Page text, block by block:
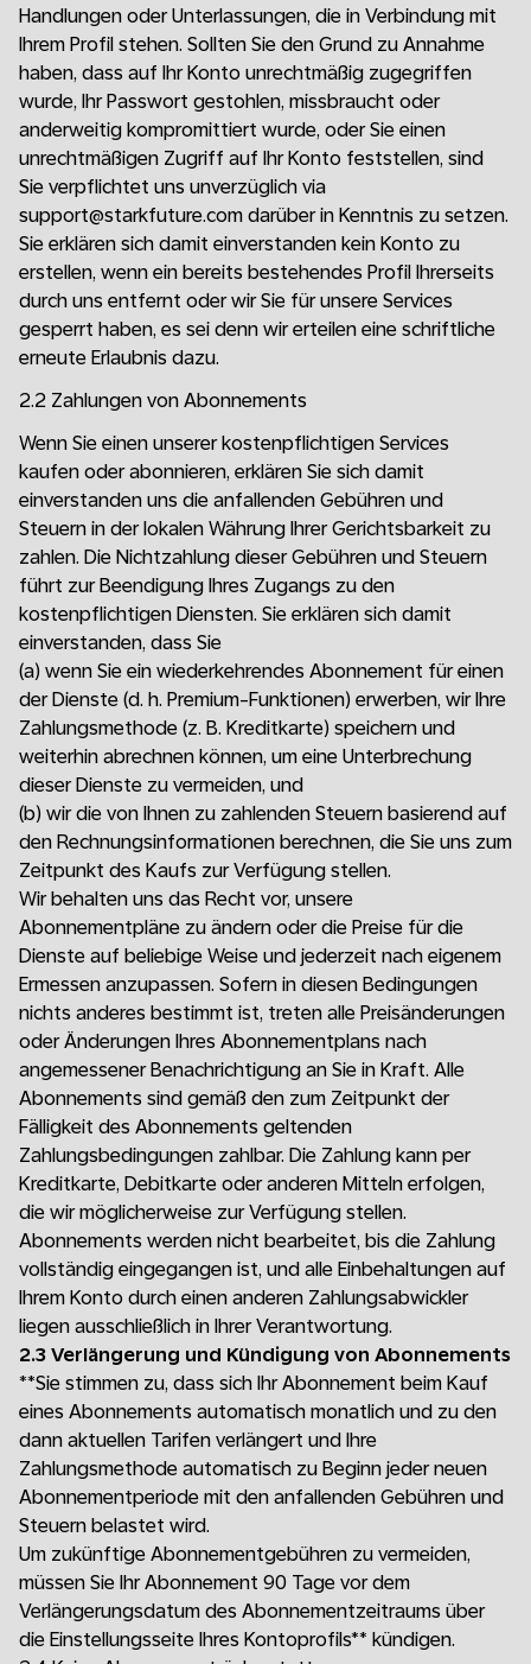
Handlungen oder Unterlassungen, die in Verbindung mit
Ihrem Profil stehen. Sollten Sie den Grund zu Annahme
haben, dass auf Ihr Konto unrechtmäßig zugegriffen
wurde, Ihr Passwort gestohlen, missbraucht oder
anderweitig kompromittiert wurde, oder Sie einen
unrechtmäßigen Zugriff auf Ihr Konto feststellen, sind
Sie verpflichtet uns unverzüglich via
support@starkfuture.com darüber in Kenntnis zu setzen.
Sie erklären sich damit einverstanden kein Konto zu
erstellen, wenn ein bereits bestehendes Profil Ihrerseits
durch uns entfernt oder wir Sie für unsere Services
gesperrt haben, es sei denn wir erteilen eine schriftliche
erneute Erlaubnis dazu.
2.2 Zahlungen von Abonnements
Wenn Sie einen unserer kostenpflichtigen Services
kaufen oder abonnieren, erklären Sie sich damit
einverstanden uns die anfallenden Gebühren und
Steuern in der lokalen Währung Ihrer Gerichtsbarkeit zu
zahlen. Die Nichtzahlung dieser Gebühren und Steuern
führt zur Beendigung Ihres Zugangs zu den
kostenpflichtigen Diensten. Sie erklären sich damit
einverstanden, dass Sie
(a) wenn Sie ein wiederkehrendes Abonnement für einen
der Dienste (d. h. Premium-Funktionen) erwerben, wir Ihre
Zahlungsmethode (z. B. Kreditkarte) speichern und
weiterhin abrechnen können, um eine Unterbrechung
dieser Dienste zu vermeiden, und
(b) wir die von Ihnen zu zahlenden Steuern basierend auf
den Rechnungsinformationen berechnen, die Sie uns zum
Zeitpunkt des Kaufs zur Verfügung stellen.
Wir behalten uns das Recht vor, unsere
Abonnementpläne zu ändern oder die Preise für die
Dienste auf beliebige Weise und jederzeit nach eigenem
Ermessen anzupassen. Sofern in diesen Bedingungen
nichts anderes bestimmt ist, treten alle Preisänderungen
oder Änderungen Ihres Abonnementplans nach
angemessener Benachrichtigung an Sie in Kraft. Alle
Abonnements sind gemäß den zum Zeitpunkt der
Fälligkeit des Abonnements geltenden
Zahlungsbedingungen zahlbar. Die Zahlung kann per
Kreditkarte, Debitkarte oder anderen Mitteln erfolgen,
die wir möglicherweise zur Verfügung stellen.
Abonnements werden nicht bearbeitet, bis die Zahlung
vollständig eingegangen ist, und alle Einbehaltungen auf
Ihrem Konto durch einen anderen Zahlungsabwickler
liegen ausschließlich in Ihrer Verantwortung.
2.3 Verlängerung und Kündigung von Abonnements
**Sie stimmen zu, dass sich Ihr Abonnement beim Kauf
eines Abonnements automatisch monatlich und zu den
dann aktuellen Tarifen verlängert und Ihre
Zahlungsmethode automatisch zu Beginn jeder neuen
Abonnementperiode mit den anfallenden Gebühren und
Steuern belastet wird.
Um zukünftige Abonnementgebühren zu vermeiden,
müssen Sie Ihr Abonnement 90 Tage vor dem
Verlängerungsdatum des Abonnementzeitraums über
die Einstellungsseite Ihres Kontoprofils** kündigen.